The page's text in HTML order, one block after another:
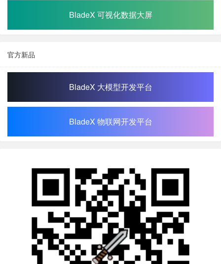
BladeX 可视化数据大屏
官方新品
BladeX 大模型开发平台
BladeX 物联网开发平台